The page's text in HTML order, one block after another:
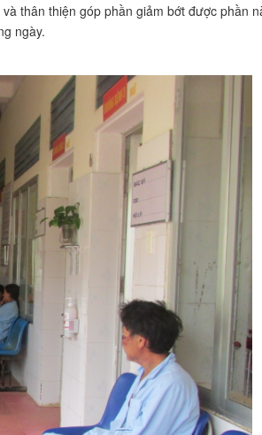
thân thiện góp phần giảm bớt được phần
ngày.